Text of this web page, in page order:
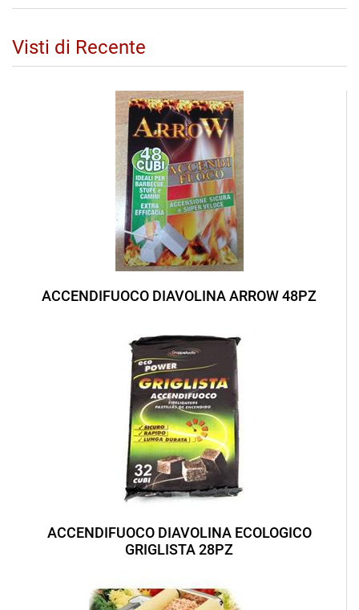
Visti di Recente
ACCENDIFUOCO DIAVOLINA ARROW 48PZ
ACCENDIFUOCO DIAVOLINA ECOLOGICO
GRIGLISTA 28PZ